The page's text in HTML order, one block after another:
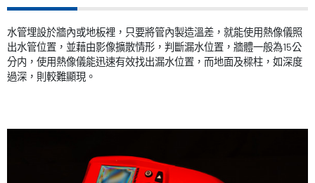
水管埋設於牆內或地板裡，只要將管內製造溫差，就能使用熱像儀照
出水管位置，並藉由影像擴散情形，判斷漏水位置，牆體一般為15公
分内，使用熱像儀能迅速有效找出漏水位置，而地面及樑柱，如深度
過深，則較難顯現。